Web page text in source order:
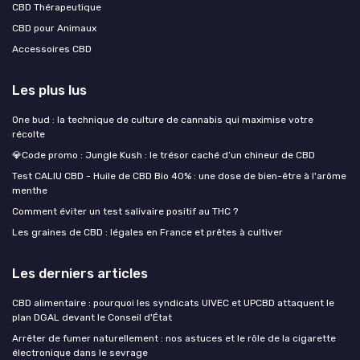
CBD Thérapeutique
CBD pour Animaux
Accessoires CBD
Les plus lus
One bud : la technique de culture de cannabis qui maximise votre
récolte
💎Code promo : Jungle Kush : le trésor caché d’un chineur de CBD
Test CALIU CBD - Huile de CBD Bio 40% : une dose de bien-être à l'arôme
menthe
Comment éviter un test salivaire positif au THC ?
Les graines de CBD : légales en France et prêtes à cultiver
Les derniers articles
CBD alimentaire : pourquoi les syndicats UIVEC et UPCBD attaquent le
plan DGAL devant le Conseil d'État
Arrêter de fumer naturellement : nos astuces et le rôle de la cigarette
électronique dans le sevrage